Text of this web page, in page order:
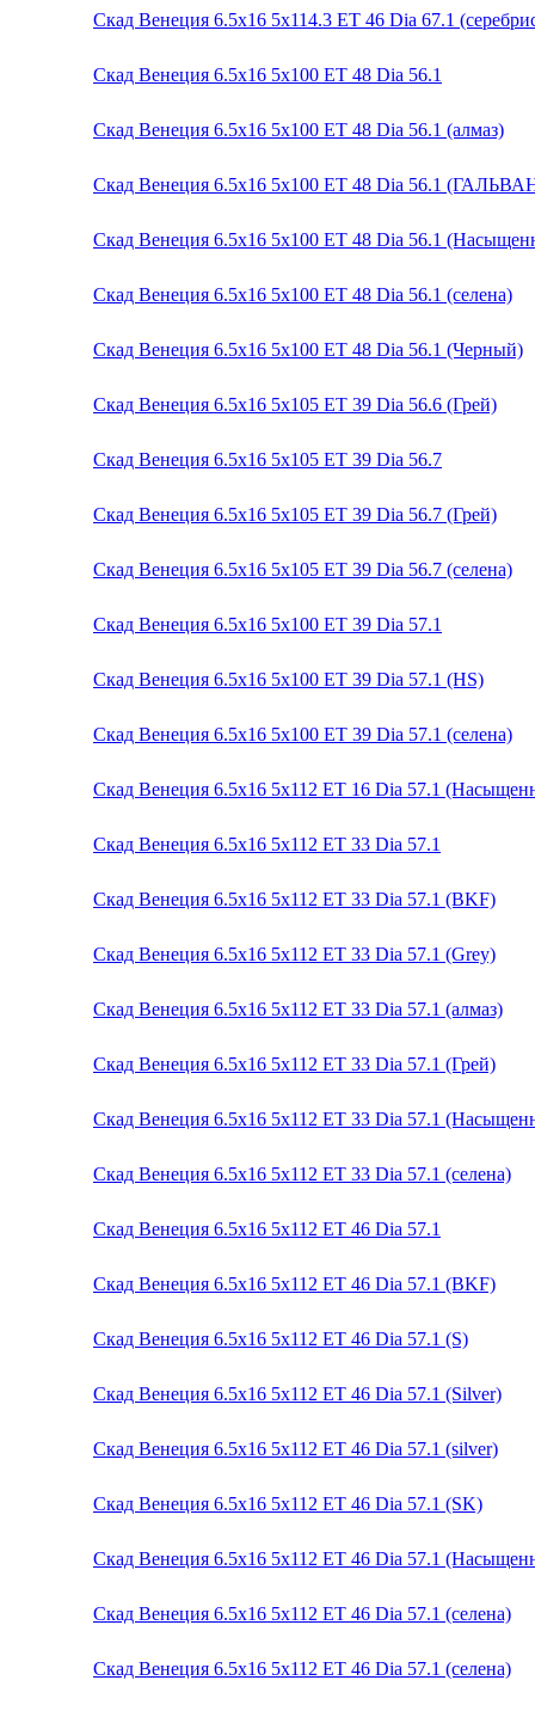
Скад Венеция 6.5x16 5x114.3 ET 46 Dia 67.1
Скад Венеция 6.5x16 5x100 ET 48 Dia 56.1
Скад Венеция 6.5x16 5x100 ET 48 Dia 56.1 (алмаз)
Скад Венеция 6.5x16 5x100 ET 48 Dia 56.1
Скад Венеция 6.5x16 5x100 ET 48 Dia 56.1
Скад Венеция 6.5x16 5x100 ET 48 Dia 56.1 (селена)
Скад Венеция 6.5x16 5x100 ET 48 Dia 56.1 (Черный)
Скад Венеция 6.5x16 5x105 ET 39 Dia 56.6 (Грей)
Скад Венеция 6.5x16 5x105 ET 39 Dia 56.7
Скад Венеция 6.5x16 5x105 ET 39 Dia 56.7 (Грей)
Скад Венеция 6.5x16 5x105 ET 39 Dia 56.7 (селена)
Скад Венеция 6.5x16 5x100 ET 39 Dia 57.1
Скад Венеция 6.5x16 5x100 ET 39 Dia 57.1 (HS)
Скад Венеция 6.5x16 5x100 ET 39 Dia 57.1 (селена)
Скад Венеция 6.5x16 5x112 ET 16 Dia 57.1
Скад Венеция 6.5x16 5x112 ET 33 Dia 57.1
Скад Венеция 6.5x16 5x112 ET 33 Dia 57.1 (BKF)
Скад Венеция 6.5x16 5x112 ET 33 Dia 57.1 (Grey)
Скад Венеция 6.5x16 5x112 ET 33 Dia 57.1 (алмаз)
Скад Венеция 6.5x16 5x112 ET 33 Dia 57.1 (Грей)
Скад Венеция 6.5x16 5x112 ET 33 Dia 57.1
Скад Венеция 6.5x16 5x112 ET 33 Dia 57.1 (селена)
Скад Венеция 6.5x16 5x112 ET 46 Dia 57.1
Скад Венеция 6.5x16 5x112 ET 46 Dia 57.1 (BKF)
Скад Венеция 6.5x16 5x112 ET 46 Dia 57.1 (S)
Скад Венеция 6.5x16 5x112 ET 46 Dia 57.1 (Silver)
Скад Венеция 6.5x16 5x112 ET 46 Dia 57.1 (silver)
Скад Венеция 6.5x16 5x112 ET 46 Dia 57.1 (SK)
Скад Венеция 6.5x16 5x112 ET 46 Dia 57.1
Скад Венеция 6.5x16 5x112 ET 46 Dia 57.1 (селена)
Скад Венеция 6.5x16 5x112 ET 46 Dia 57.1 (селена)